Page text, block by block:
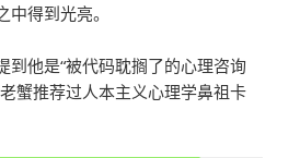
得到光亮。
到他是“被代码耽搁了的心理咨询
蟹推荐过人本主义心理学鼻祖卡